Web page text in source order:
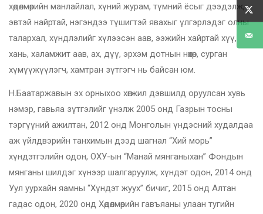
хөдөлмөрийн манлайлал, хүний журам, түмний ёсыг дээдэлж,
эвтэй найртай, нэгэндээ түшигтэй явахыг үлгэрлэдэг олны
талархал, хүндлэлийг хүлээсэн аав, ээжийн хайртай хүү,
хань, халамжит аав, ах, дүү, эрхэм дотнын нөхөр, сурган
хүмүүжүүлэгч, хамтран зүтгэгч нь байсан юм.
Н.Баатаржавын эх орныхоо хөгжил дэвшилд оруулсан хувь
нэмэр, гавьяа зүтгэлийг үнэлж 2005 онд Газрын тосны
тэргүүний ажилтан, 2012 онд Монголын үндэсний худалдаа
аж үйлдвэрийн танхимын дээд шагнал “Хий морь”
хүндэтгэлийн одон, ОХУ-ын “Манай мянганыхан” Фондын
мянганы шилдэг хүнээр шалгаруулж, хүндэт одон, 2014 онд
Уул уурхайн яамны “Хүндэт жуух” бичиг, 2015 онд Алтан
гадас одон, 2020 онд Хөдөлмөрийн гавъяаны улаан тугийн